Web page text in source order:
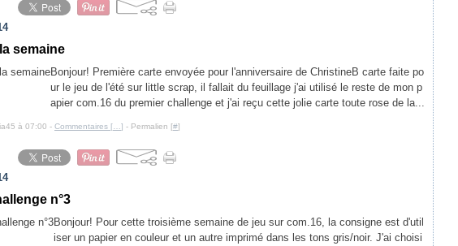
semaine
Bonjour! Première carte envoyée pour l'anniversaire de ChristineB carte faite po
ur le jeu de l'été sur little scrap, il fallait du feuillage j'ai utilisé le reste de mon p
apier com.16 du premier challenge et j'ai reçu cette jolie carte toute rose de la...
à 07:00 - Commentaires [ ] - Permalien [#]
n°3
Bonjour! Pour cette troisième semaine de jeu sur com.16, la consigne est d'util
iser un papier en couleur et un autre imprimé dans les tons gris/noir. J'ai choisi